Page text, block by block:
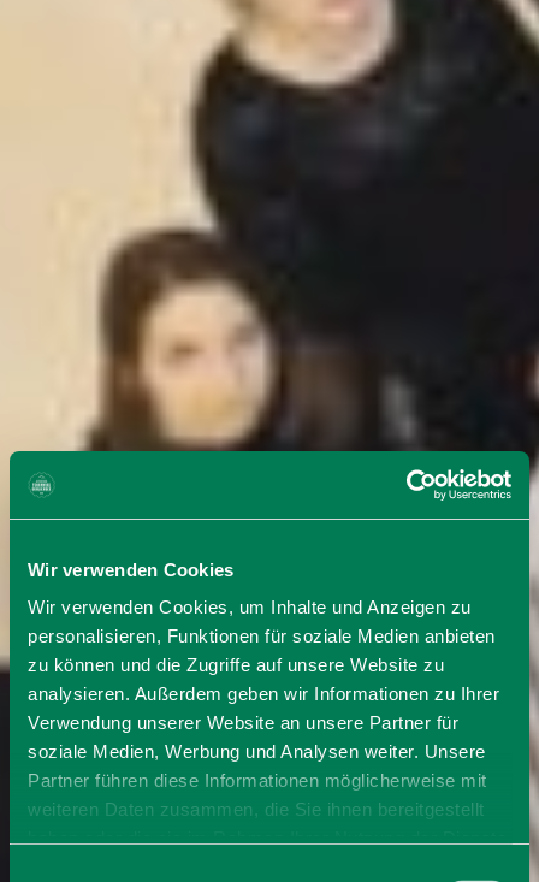
Wir verwenden Cookies
Wir verwenden Cookies, um Inhalte und Anzeigen zu
personalisieren, Funktionen für soziale Medien anbieten
zu können und die Zugriffe auf unsere Website zu
analysieren. Außerdem geben wir Informationen zu Ihrer
Verwendung unserer Website an unsere Partner für
soziale Medien, Werbung und Analysen weiter. Unsere
Partner führen diese Informationen möglicherweise mit
weiteren Daten zusammen, die Sie ihnen bereitgestellt